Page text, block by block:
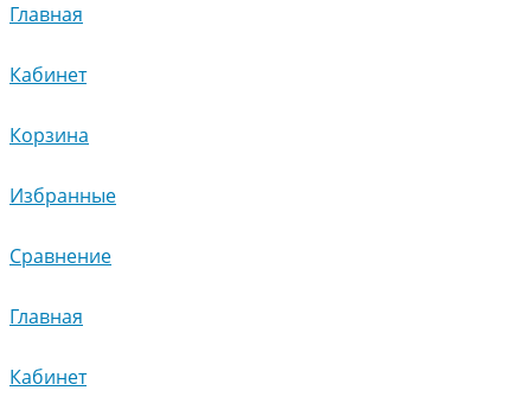
Главная
Кабинет
Корзина
Избранные
Сравнение
Главная
Кабинет